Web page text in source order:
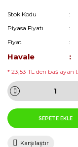
Stok Kodu
Piyasa Fiyatı
Fiyat
Havale
* 23,53 TL den başlayan
SEPETE EKLE
Karşılaştır